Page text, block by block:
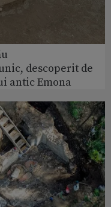
descoperit de
antic Emona